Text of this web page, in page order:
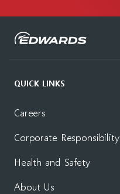
QUICK LINKS
Careers
Corporate Responsibility
Health and Safety
About Us